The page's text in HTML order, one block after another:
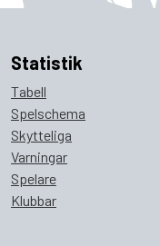
Statistik
Tabell
Spelschema
Skytteliga
Varningar
Spelare
Klubbar